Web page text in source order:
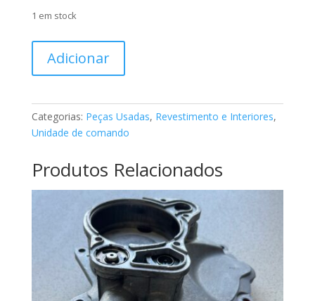
1 em stock
Unidade
controle
classe
Mercedes
A1766801610
Adicionar
Categorias: Peças Usadas, Revestimento e Interiores,
Unidade de comando
Produtos Relacionados